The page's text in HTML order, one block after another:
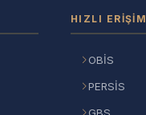
HIZLI ERIŞIM
OBİS
PERSİS